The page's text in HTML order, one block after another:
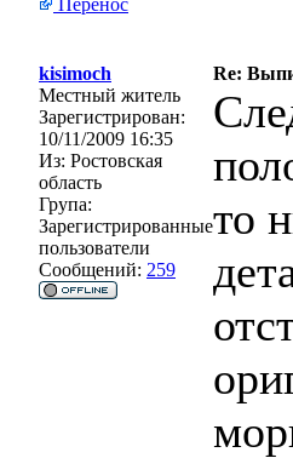
Перенос
kisimoch
Re:
Местный житель
Зарегистрирован:
10/11/2009 16:35
Из: Ростовская
область
Група:
Зарегистрированные
пользователи
Сообщений: 259
то